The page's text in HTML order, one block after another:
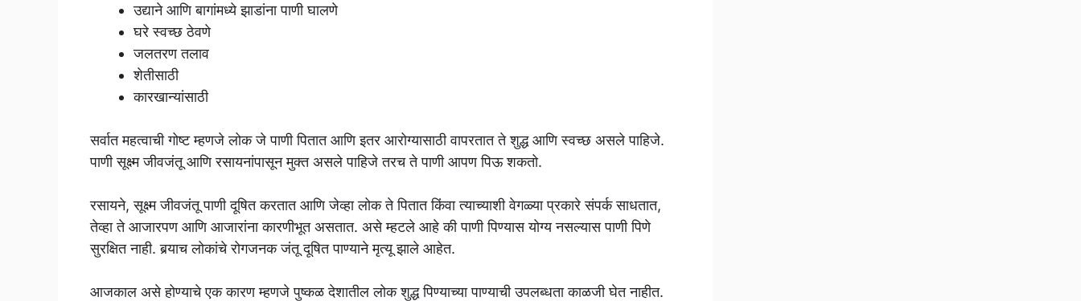
उद्याने आणि बागांमध्ये झाडांना पाणी घालणे
घरे स्वच्छ ठेवणे
जलतरण तलाव
शेतीसाठी
कारखान्यांसाठी
सर्वात महत्वाची गोष्ट म्हणजे लोक जे पाणी पितात आणि इतर आरोग्यासाठी वापरतात ते शुद्ध आणि स्वच्छ असले पाहिजे.
पाणी सूक्ष्म जीवजंतू आणि रसायनांपासून मुक्त असले पाहिजे तरच ते पाणी आपण पिऊ शकतो.
रसायने, सूक्ष्म जीवजंतू पाणी दूषित करतात आणि जेव्हा लोक ते पितात किंवा त्याच्याशी वेगळ्या प्रकारे संपर्क साधतात,
तेव्हा ते आजारपण आणि आजारांना कारणीभूत असतात. असे म्हटले आहे की पाणी पिण्यास योग्य नसल्यास पाणी पिणे
सुरक्षित नाही. बर्‍याच लोकांचे रोगजनक जंतू दूषित पाण्याने मृत्यू झाले आहेत.
आजकाल असे होण्याचे एक कारण म्हणजे पुष्कळ देशातील लोक शुद्ध पिण्याच्या पाण्याची उपलब्धता काळजी घेत नाहीत.